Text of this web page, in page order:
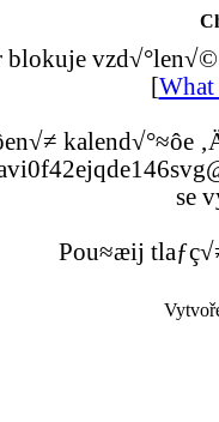
blokuje
[What
kalend√°≈ôe
se
Pou≈æij